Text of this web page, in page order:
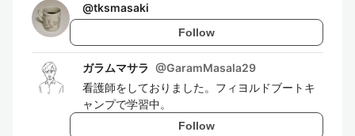
@tksmasaki
Follow
ガラムマサラ @GaramMasala29
看護師をしておりました。フィヨルドブートキ
ャンプで学習中。
Follow